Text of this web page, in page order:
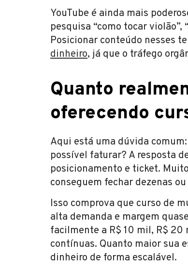
YouTube é ainda mais
pesquisa “como tocar violão”,
Posicionar conteúdo nesses
dinheiro, já que o tráfego
Quanto
oferecendo
Aqui está uma dúvida
possível faturar? A resposta
posicionamento e ticket.
conseguem fechar dezenas
Isso comprova que curso de
alta demanda e margem
facilmente a R$ 10 mil, R$
contínuas. Quanto maior sua
dinheiro de forma escalável.